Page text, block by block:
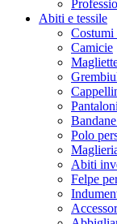
Abiti e tessile
Costumi
Camicie
Pantaloni
Polo
Abiti
Felpe